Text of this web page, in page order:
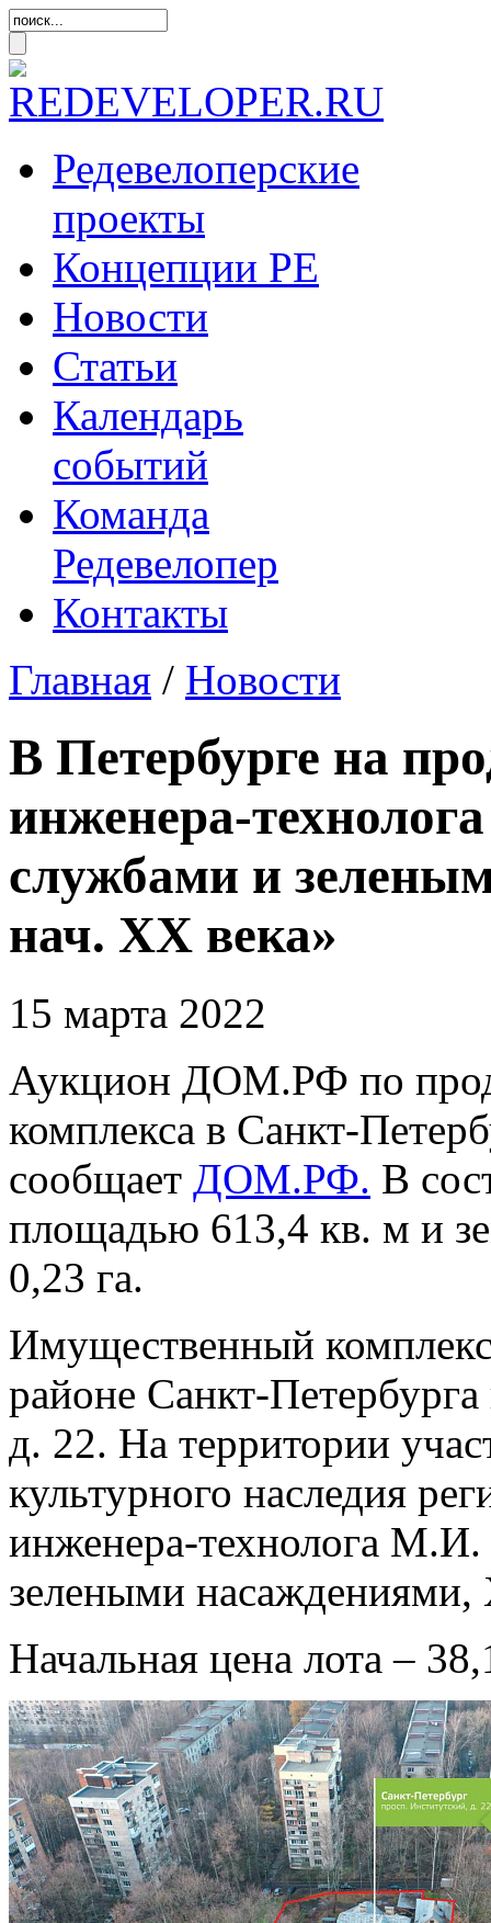
Редевелоперские
проекты
Концепции РЕ
Новости
Статьи
Календарь
событий
Команда
Редевелопер
Контакты
Главная / Новости
В Петербурге на
инженера-
службами и
нач. XX века»
15 марта 2022
Аукцион ДОМ.РФ по
комплекса в Санкт-
сообщает ДОМ.РФ. В
площадью 613,4 кв. м и
0,23 га.
Имущественный
районе Санкт-
д. 22. На территории
культурного наследия
инженера-технолога
зелеными
Начальная цена лота –